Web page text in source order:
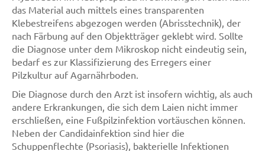
das Material auch mittels eines transparenten
Klebestreifens abgezogen werden (Abrisstechnik), der
nach Färbung auf den Objektträger geklebt wird. Sollte
die Diagnose unter dem Mikroskop nicht eindeutig sein,
bedarf es zur Klassifizierung des Erregers einer
Pilzkultur auf Agarnährboden.
Die Diagnose durch den Arzt ist insofern wichtig, als auch
andere Erkrankungen, die sich dem Laien nicht immer
erschließen, eine Fußpilzinfektion vortäuschen können.
Neben der Candidainfektion sind hier die
Schuppenflechte (Psoriasis), bakterielle Infektionen